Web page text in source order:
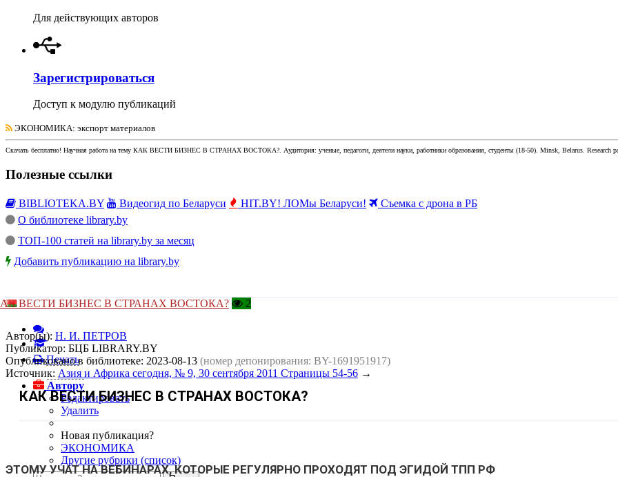
Для действующих авторов
Зарегистрироваться
Доступ к модулю публикаций
ЭКОНОМИКА: экспорт материалов
Скачать бесплатно! Научная работана тему КАК ВЕСТИ БИЗНЕС В СТРАНАХ ВОСТОКА?. Аудитория: ученые, педагоги, деятели науки, работники образования, студенты (18-50). Minsk, Belarus. Research
Полезные ссылки
BIBLIOTEKA.BY Видеогид по Беларуси HIT.BY! ЛОМы Беларуси!
Съемка с дрона в РБ
О библиотеке library.by
ТОП-100 статей на library.by за месяц
Добавить публикацию на library.by
ВЕСТИ БИЗНЕС В СТРАНАХ ВОСТОКА? 2
Печать
Автору
Редактировать
Удалить
Новая публикация?
ЭКОНОМИКА
Другие рубрики (список)
Автор(ы): Н. И. ПЕТРОВ
Публикатор: БЦБ LIBRARY.BY
Опубликовано в библиотеке: 2023-08-13 (номер депонирования: BY-1691951917)
Источник: Азия и Африка сегодня, № 9, 30 сентября 2011 Страницы 54-56 →
КАК ВЕСТИ БИЗНЕС В СТРАНАХ ВОСТОКА?
ЭТОМУ УЧАТ НА ВЕБИНАРАХ, КОТОРЫЕ РЕГУЛЯРНО ПРОХОДЯТ ПОД ЭГИДОЙ ТПП РФ